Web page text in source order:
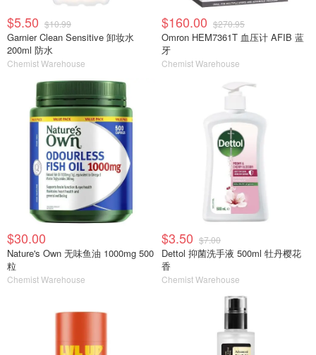
$5.50 $10.99
Garnier Clean Sensitive 卸妆水
200ml 防水
Chemist Warehouse
$160.00 $270.95
Omron HEM7361T 血压计 AFIB 蓝
牙
Chemist Warehouse
$30.00
Nature's Own 无味鱼油 1000mg 500
粒
Chemist Warehouse
$3.50 $7.00
Dettol 抑菌洗手液 500ml 牡丹樱花
香
Chemist Warehouse